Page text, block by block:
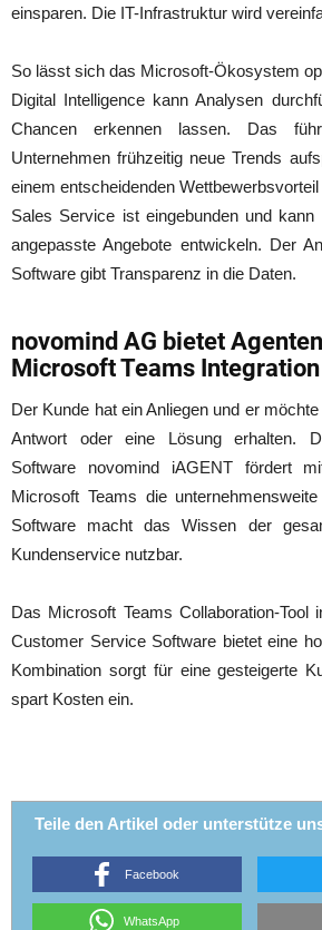
einsparen. Die IT-Infrastruktur wird
So lässt sich das Microsoft-Ökosystem
Digital Intelligence kann Analysen
Chancen erkennen lassen. Das
Unternehmen frühzeitig neue Trends
einem entscheidenden
Sales Service ist eingebunden und kann
angepasste Angebote entwickeln. Der
Software gibt Transparenz in die Daten.
novomind AG bietet
Microsoft Teams Integration
Der Kunde hat ein Anliegen und er
Antwort oder eine Lösung erhalten.
Software novomind iAGENT fördert
Microsoft Teams die
Software macht das Wissen der
Kundenservice nutzbar.
Das Microsoft Teams Collaboration-Tool
Customer Service Software bietet eine
Kombination sorgt für eine gesteigerte
spart Kosten ein.
Teile den Artikel oder unterstütze
Facebook
WhatsApp